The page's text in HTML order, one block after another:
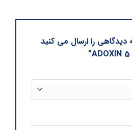
را ارسال می کنید